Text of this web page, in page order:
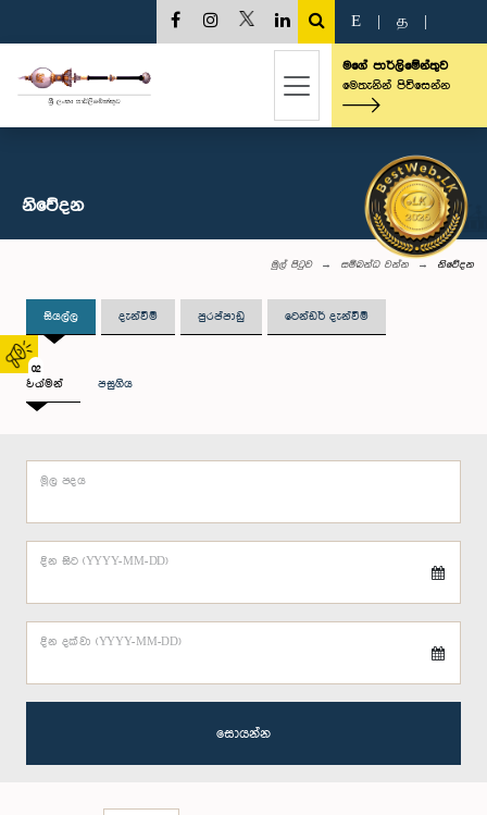
02
E த
මගේ පාර්ලිමේන්තුව
මෙතැනින් පිවිසෙන්න
නිවේදන
මුල් පිටුව සම්බන්ධ වන්න නිවේදන
සියල්ල දැන්වීම් පුරප්පාඩු ටෙන්ඩර් දැන්වීම්
වත්මන් පසුගිය
මූල පදය
දින සිට (YYYY-MM-DD)
දින දක්වා (YYYY-MM-DD)
සොයන්න